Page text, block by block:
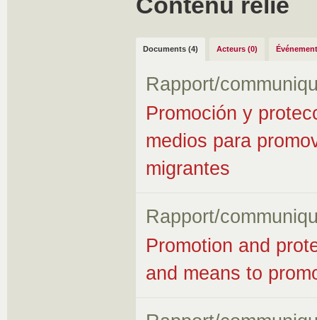
Documents (4) Acteurs (0)
Rapport/
Promoción y
medios para
migrantes
Rapport/
Promotion and
and means to